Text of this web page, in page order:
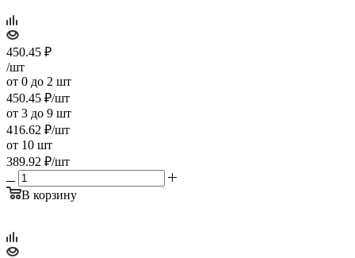
450.45 ₽
/шт
от 0 до 2 шт
450.45 ₽/шт
от 3 до 9 шт
416.62 ₽/шт
от 10 шт
389.92 ₽/шт
В корзину